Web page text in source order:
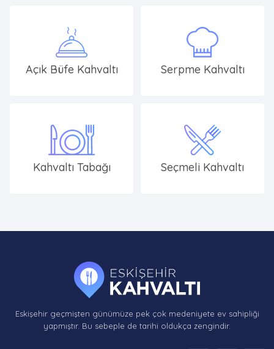
Açık Büfe Kahvaltı Serpme Kahvaltı
Kahvaltı Tabağı Seçmeli Kahvaltı
Eskişehir geçmişten günümüze pek çok medeniyete ev sahipliği
yapmıştır. Bu sebeple de tarihi oldukça zengindir.